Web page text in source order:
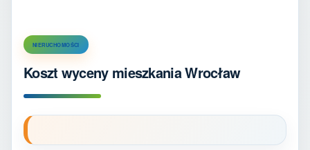
NIERUCHOMOŚCI
Koszt wyceny mieszkania Wrocław